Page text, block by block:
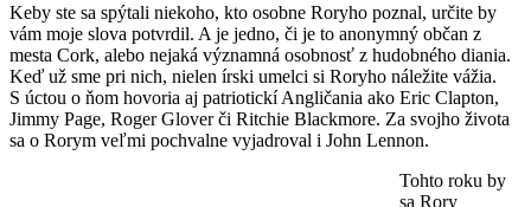
Keby ste sa spýtali niekoho, kto osobne Roryho poznal, určite by
vám moje slova potvrdil. A je jedno, či je to anonymný občan z
mesta Cork, alebo nejaká významná osobnosť z hudobného diania.
Keď už sme pri nich, nielen írski umelci si Roryho náležite vážia.
S úctou o ňom hovoria aj patriotickí Angličania ako Eric Clapton,
Jimmy Page, Roger Glover či Ritchie Blackmore. Za svojho života
sa o Rorym veľmi pochvalne vyjadroval i John Lennon.
Tohto roku by
sa Rory